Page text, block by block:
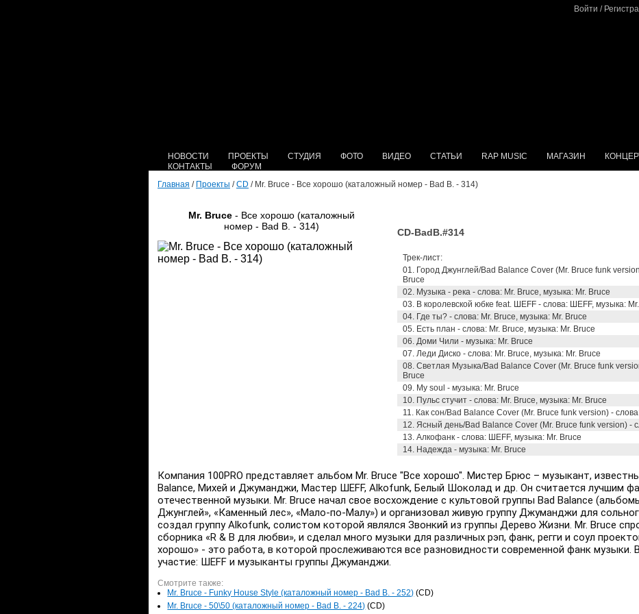
Войти /
НОВОСТИ ПРОЕКТЫ СТУДИЯ ФОТО ВИДЕО СТАТЬИ RAP MUSIC МАГАЗИН
КОНТАКТЫ
ФОРУМ
Главная / Проекты /CD / Mr. Bruce - Все хорошо (каталожный номер - Bad B. - 314)
Mr. Bruce- Все хорошо (каталожный
номер - Bad B. - 314)
CD-BadB.#314
Трек-лист:
01. Город Джунглей/Bad Balance Cover (Mr. Bruce funk
Bruce
02. Музыка - река - слова: Mr. Bruce, музыка: Mr. Bruce
03. В королевской юбке feat. ШЕFF - слова: ШЕFF, музыка:
04. Где ты? - слова: Mr. Bruce, музыка: Mr. Bruce
05. Есть план - слова: Mr. Bruce, музыка: Mr. Bruce
06. Доми Чили - музыка: Mr. Bruce
07. Леди Диско - слова: Mr. Bruce, музыка: Mr. Bruce
08. Светлая Музыка/Bad Balance Cover (Mr. Bruce funk
Bruce
09. My soul - музыка: Mr. Bruce
10. Пульс стучит - слова: Mr. Bruce, музыка: Mr. Bruce
11. Как сон/Bad Balance Cover (Mr. Bruce funk version) -
12. Ясный день/Bad Balance Cover (Mr. Bruce funk version) -
13. Алкофанк - слова: ШЕFF, музыка: Mr. Bruce
14. Надежда - музыка: Mr. Bruce
Компания 100PRO представляет альбом Mr. Bruce "Все хорошо". Мистер Брюс – музыкант,
Balance, Михей и Джуманджи, Мастер ШЕFF, Alkofunk, Белый Шоколад и др. Он считается лучшим
отечественной музыки. Mr. Bruce начал свое восхождение с культовой группы Bad Balance
Джунглей», «Каменный лес», «Мало-по-Малу») и организовал живую группу Джуманджи для
создал группу Alkofunk, солистом которой являлся Звонкий из группы Дерево Жизни. Mr. Bruce
сборника «R & B для любви», и сделал много музыки для различных рэп, фанк, регги и соул
хорошо» - это работа, в которой прослеживаются все разновидности современной фанк музыки.
участие: ШЕFF и музыканты группы Джуманджи.
Смотрите также:
Mr. Bruce - Funky House Style (каталожный номер - Bad B. - 252) (CD)
Mr. Bruce - 50\50 (каталожный номер - Bad B. - 224) (CD)